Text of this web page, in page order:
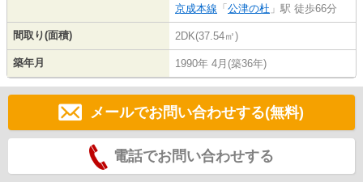
京成本線 「公津の杜 」駅 徒歩66分
間取り(面積) 2DK(37.54㎡)
築年月 1990年 4月(築36年)
メールでお問い合わせする(無料)
電話でお問い合わせする